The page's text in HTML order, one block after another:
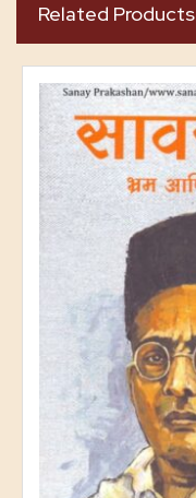
Related Products